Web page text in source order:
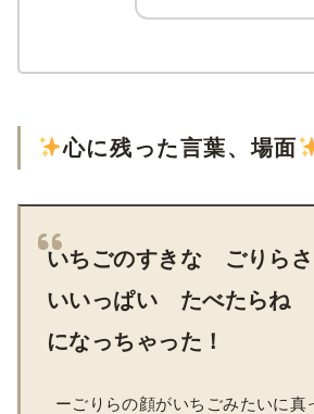
心に残った言葉、場面
いちごのすきな ごりら
いいっぱい たべたらね
になっちゃった！
ーごりらの顔がいちごみたいに真